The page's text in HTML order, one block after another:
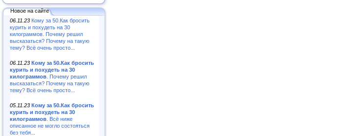
Новое на сайте
06.11.23 Кому за 50.Как бросить
курить и похудеть на 30
килограммов. Почему решил
высказаться? Почему на такую
тему? Всё очень просто...
06.11.23 Кому за 50.Как бросить
курить и похудеть на 30
килограммов . Почему решил
высказаться? Почему на такую
тему? Всё очень просто...
05.11.23 Кому за 50.Как бросить
курить и похудеть на 30
килограммов . Всё ниже
описанное не могло состояться
без тебя...